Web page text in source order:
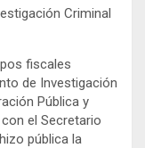
Criminal
fiscales
de Investigación
Pública y
el Secretario
pública la